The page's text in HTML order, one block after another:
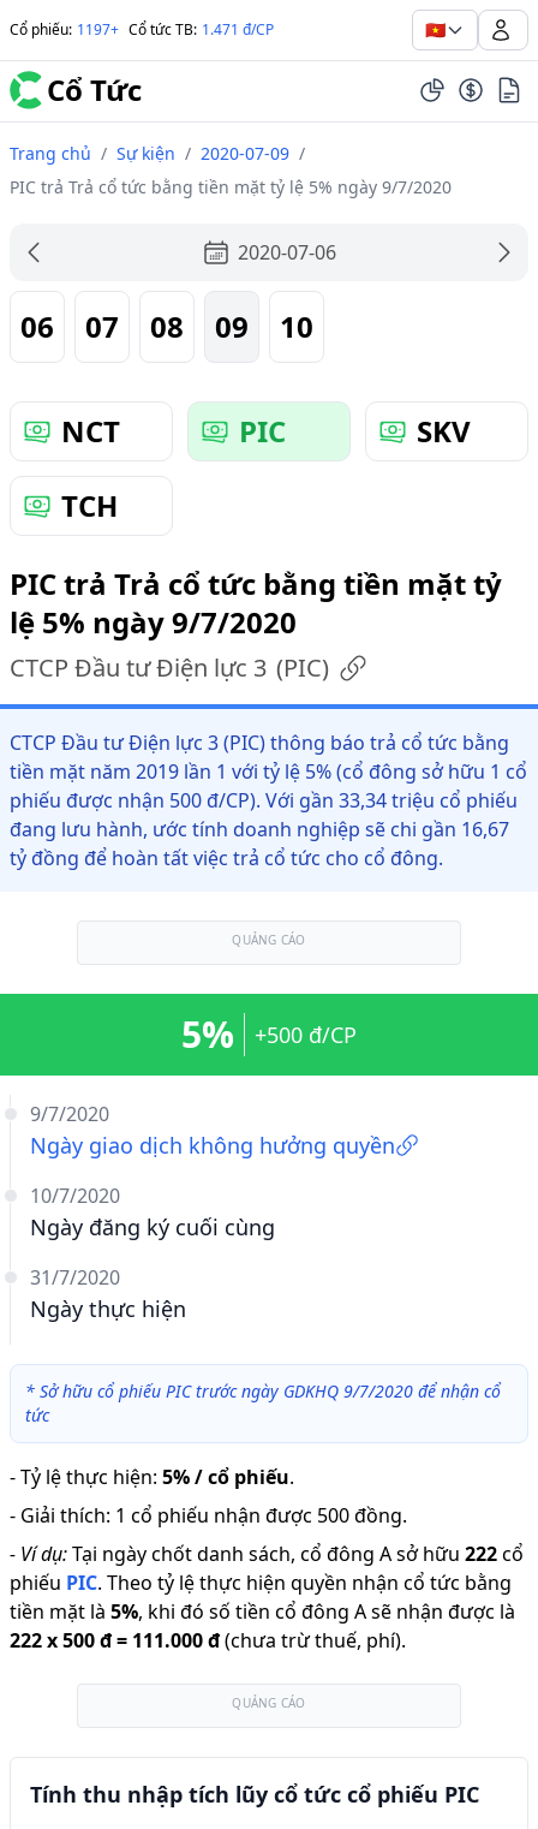
Cổ phiếu: 1197+ Cổ tức TB: 1.471 đ/CP 🇻🇳
Cổ Tức
Trang chủ / Sự kiện / 2020-07-09 /
PIC trả Trả cổ tức bằng tiền mặt tỷ lệ 5% ngày 9/7/2020
2020-07-06
06 07 08 09 10
NCT PIC
SKV
TCH
PIC trả Trả cổ tức bằng tiền mặt tỷ
lệ 5% ngày 9/7/2020
CTCP Đầu tư Điện lực 3 (PIC)
CTCP Đầu tư Điện lực 3 (PIC) thông báo trả cổ tức bằng
tiền mặt năm 2019 lần 1 với tỷ lệ 5% (cổ đông sở hữu 1 cổ
phiếu được nhận 500 đ/CP). Với gần 33,34 triệu cổ phiếu
đang lưu hành, ước tính doanh nghiệp sẽ chi gần 16,67
tỷ đồng để hoàn tất việc trả cổ tức cho cổ đông.
QUẢNG CÁO
9/7/2020
Ngày giao dịch không hưởng quyền
10/7/2020
Ngày đăng ký cuối cùng
31/7/2020
Ngày thực hiện
5% +500 đ/CP
* Sở hữu cổ phiếu PIC trước ngày GDKHQ 9/7/2020 để nhận cổ
tức
-Tỷ lệ thực hiện: 5% / cổ phiếu.
- Giải thích: 1 cổ phiếu nhận được 500 đồng.
- Ví dụ:Tại ngày chốt danh sách, cổ đông A sở hữu 222cổ
phiếu PIC. Theo tỷ lệ thực hiện quyền nhận cổ tức bằng
tiền mặt là 5%, khi đó số tiền cổ đông A sẽ nhận được là
222x500 đ= 111.000 đ(chưa trừ thuế, phí).
QUẢNG CÁO
Tính thu nhập tích lũy cổ tức cổ phiếu PIC